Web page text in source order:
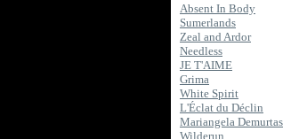
Absent In Body
Sumerlands
Zeal and Ardor
Needless
JE T'AIME
Grima
White Spirit
L'Éclat du Déclin
Mariangela Demurtas
Wilderun